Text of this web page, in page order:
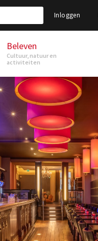
Inloggen
Beleven
Cultuur, natuur en
activiteiten